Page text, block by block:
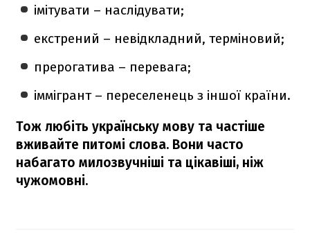
імітувати – наслідувати;
екстрений – невідкладний, терміновий;
прерогатива – перевага;
іммігрант – переселенець з іншої країни.
Тож любіть українську мову та частіше
вживайте питомі слова. Вони часто
набагато милозвучніші та цікавіші, ніж
чужомовні.